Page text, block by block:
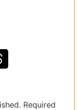
Required